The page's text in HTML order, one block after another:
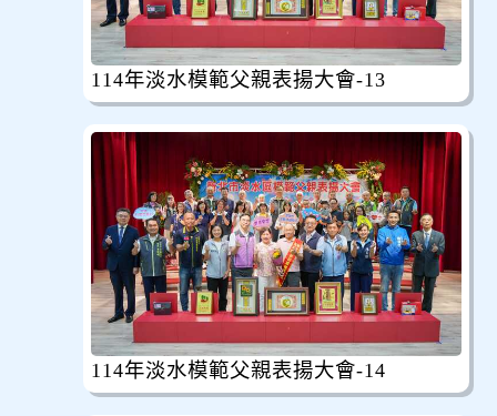
114年淡水模範父親表揚大會-13
114年淡水模範父親表揚大會-14